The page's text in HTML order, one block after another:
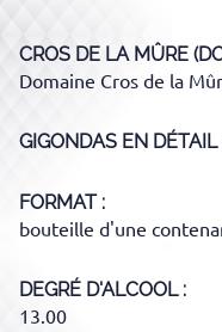
CROS DE LA MÛRE
Domaine Cros de la
GIGONDAS EN DÉTAIL
FORMAT
bouteille d'une
DEGRÉ D'ALCOOL
13.00